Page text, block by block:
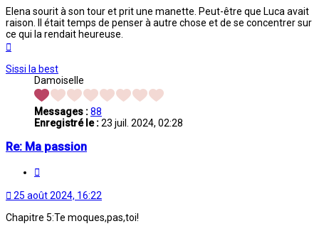
Elena sourit à son tour et prit une manette. Peut-être que Luca avait
raison. Il était temps de penser à autre chose et de se concentrer sur
ce qui la rendait heureuse.
Sissi la best
Damoiselle
Messages :88
Enregistré le :23 juil. 2024, 02:28
Re: Ma passion
25 août 2024, 16:22
Chapitre 5:Te moques,pas,toi!